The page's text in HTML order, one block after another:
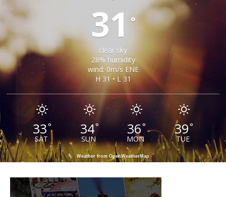
31 °
clear sky
28% humidity
wind: 0m/s ENE
H 31 • L 31
33°
SAT
34°
SUN
36°
MON
39°
TUE
Weather from OpenWeatherMap